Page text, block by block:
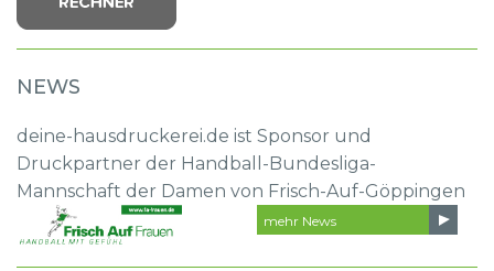
NEWS
deine-hausdruckerei.de ist Sponsor und
Druckpartner der Handball-Bundesliga-
Mannschaft der Damen von Frisch-Auf-Göppingen
mehr News